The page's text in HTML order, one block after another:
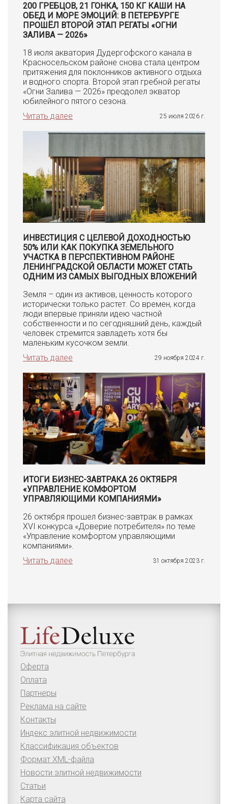
200 ГРЕБЦОВ, 21 ГОНКА, 150 КГ КАШИ НА
ОБЕД И МОРЕ ЭМОЦИЙ: В ПЕТЕРБУРГЕ
ПРОШЁЛ ВТОРОЙ ЭТАП РЕГАТЫ «ОГНИ
ЗАЛИВА — 2026»
18 июля акватория Дудергофского канала в
Красносельском районе снова стала центром
притяжения для поклонников активного отдыха
и водного спорта. Второй этап гребной регаты
«Огни Залива — 2026» преодолел экватор
юбилейного пятого сезона.
Читать далее
25 июля 2026 г.
ИНВЕСТИЦИЯ С ЦЕЛЕВОЙ ДОХОДНОСТЬЮ
50% ИЛИ КАК ПОКУПКА ЗЕМЕЛЬНОГО
УЧАСТКА В ПЕРСПЕКТИВНОМ РАЙОНЕ
ЛЕНИНГРАДСКОЙ ОБЛАСТИ МОЖЕТ СТАТЬ
ОДНИМ ИЗ САМЫХ ВЫГОДНЫХ ВЛОЖЕНИЙ
Земля – один из активов, ценность которого
исторически только растет. Со времен, когда
люди впервые приняли идею частной
собственности и по сегодняшний день, каждый
человек стремится завладеть хотя бы
маленьким кусочком земли.
Читать далее
29 ноября 2024 г.
ИТОГИ БИЗНЕС-ЗАВТРАКА 26 ОКТЯБРЯ
«УПРАВЛЕНИЕ КОМФОРТОМ
УПРАВЛЯЮЩИМИ КОМПАНИЯМИ»
26 октября прошел бизнес-завтрак в рамках
XVI конкурса «Доверие потребителя» по теме
«Управление комфортом управляющими
компаниями».
Читать далее
31 октября 2023 г.
Оферта
Оплата
Партнеры
Реклама на сайте
Контакты
Индекс элитной недвижимости
Классификация объектов
Формат XML-файла
Новости элитной недвижимости
Статьи
Карта сайта